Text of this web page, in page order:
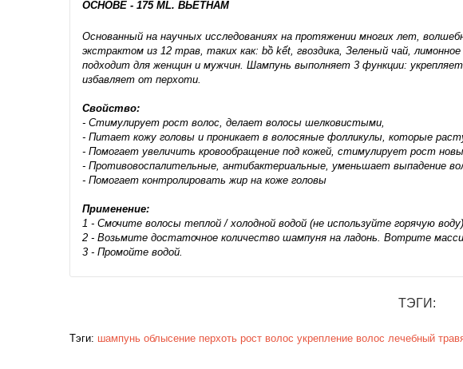
ОСНОВЕ - 175 ML. ВЬЕТНАМ
Основанный на научных исследованиях на протяжении многих лет,
экстрактом из 12 трав, таких как: bồ kết, гвоздика, Зеленый чай,
подходит для женщин и мужчин. Шампунь выполняет 3 функции:
избавляет от перхоти.
Свойство:
- Стимулирует рост волос, делает волосы шелковистыми,
- Питает кожу головы и проникает в волосяные фолликулы, которые
- Помогает увеличить кровообращение под кожей, стимулирует рост
- Противовоспалительные, антибактериальные, уменьшает выпадение
- Помогает контролировать жир на коже головы
Применение:
1 - Смочите волосы теплой / холодной водой (не используйте горячую воду).
2 - Возьмите достаточное количество шампуня на ладонь. Вотрите
3 - Промойте водой.
ТЭГИ:
Тэги: шампунь облысение перхоть рост волос укрепление волос лечебный